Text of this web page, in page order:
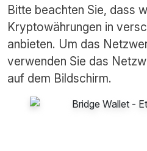
Bitte beachten Sie, dass
Kryptowährungen in
anbieten. Um das
verwenden Sie das
auf dem Bildschirm.